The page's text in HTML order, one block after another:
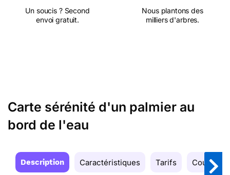
Un soucis ? Second
envoi gratuit.
Nous plantons des
milliers d'arbres.
Carte sérénité d'un palmier au
bord de l'eau
Description Caractéristiques Tarifs Couleurs